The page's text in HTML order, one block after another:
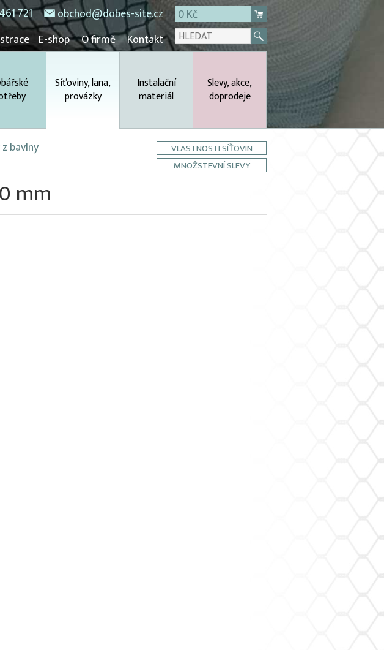
721 obchod@dobes-site.cz
0 Kč
E-shop O firmě Kontakt
Síťoviny, lana,
provázky
Instalační
materiál
Slevy, akce,
doprodeje
bavlny
VLASTNOSTI SÍŤOVIN
MNOŽSTEVNÍ SLEVY
mm